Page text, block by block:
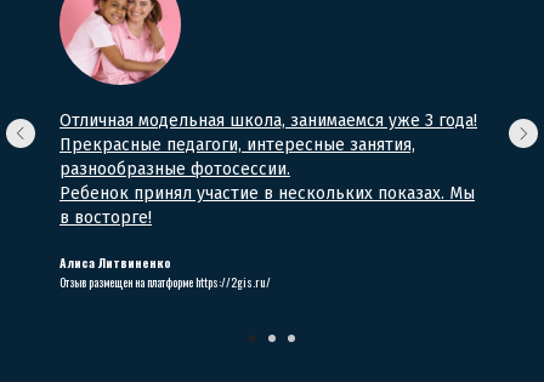
Отличная модельная школа, занимаемся уже 3 года!
Прекрасные педагоги, интересные занятия,
разнообразные фотосессии.
Ребенок принял участие в нескольких показах. Мы
в восторге!
Алиса Литвиненко
Отзыв размещен на платформе https://2gis.ru/